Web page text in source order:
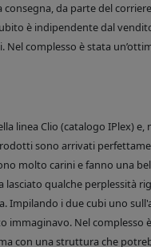
consegna, da parte del
è indipendente dal
complesso è stata
linea Clio (catalogo IPlex)
sono arrivati
molto carini e fanno una
lasciato qualche perplessità
Impilando i due cubi uno
immaginavo. Nel
con una struttura che